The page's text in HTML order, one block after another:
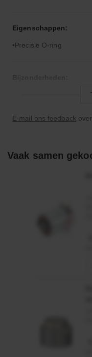
Eigenschappen:
Precisie O-ring
Hardere
Afdichtingen voor
E-mail ons feedback
Vaak samen